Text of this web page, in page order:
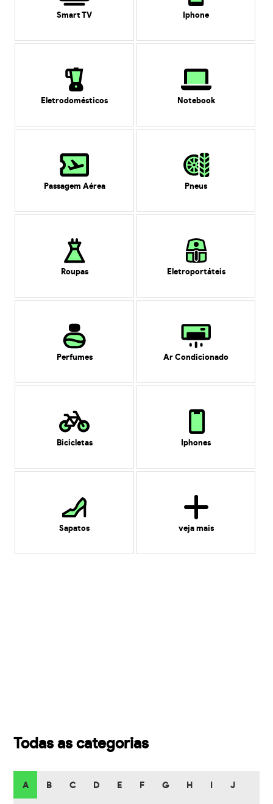
Smart TV Iphone
Eletrodomésticos Notebook
Passagem Aérea Pneus
Roupas Eletroportáteis
Perfumes Ar Condicionado
Bicicletas Iphones
Sapatos veja mais
Todas as categorias
A B C D E F G H J